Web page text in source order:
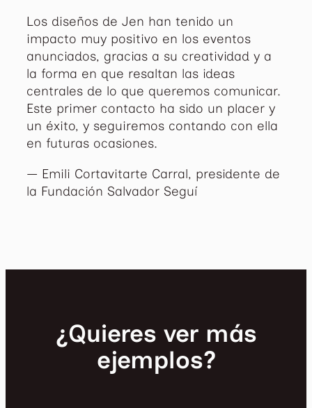
Los diseños de Jen han tenido un
impacto muy positivo en los eventos
anunciados, gracias a su creatividad y a
la forma en que resaltan las ideas
centrales de lo que queremos comunicar.
Este primer contacto ha sido un placer y
un éxito, y seguiremos contando con ella
en futuras ocasiones.
— Emili Cortavitarte Carral, presidente de
la Fundación Salvador Seguí
¿Quieres ver más
ejemplos?